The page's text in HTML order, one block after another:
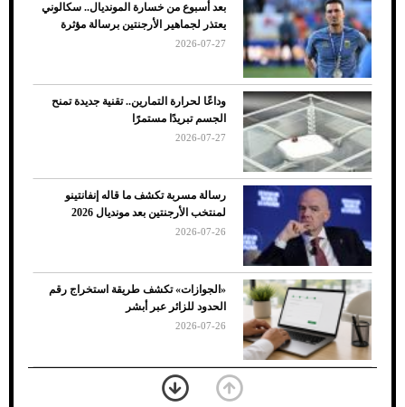
ضعف تبريد مكيف السيارة عند الوقوف.. أشهر
الأسباب والحلول
7 نصائح لاختيار لون البنطلون المناسب للقميص
الأسود
بعد أسبوع من خسارة المونديال.. سكالوني
يعتذر لجماهير الأرجنتين برسالة مؤثرة
2026-07-27
وداعًا لحرارة التمارين.. تقنية جديدة تمنح
الجسم تبريدًا مستمرًا
2026-07-27
رسالة مسربة تكشف ما قاله إنفانتينو
لمنتخب الأرجنتين بعد مونديال 2026
2026-07-26
«الجوازات» تكشف طريقة استخراج رقم
الحدود للزائر عبر أبشر
2026-07-26
بعد 7 أشهر من تعرضه لحادث مروع.. جوشوا
يفوز على برينغا بـ"الضربة القاضية" (فيديو)